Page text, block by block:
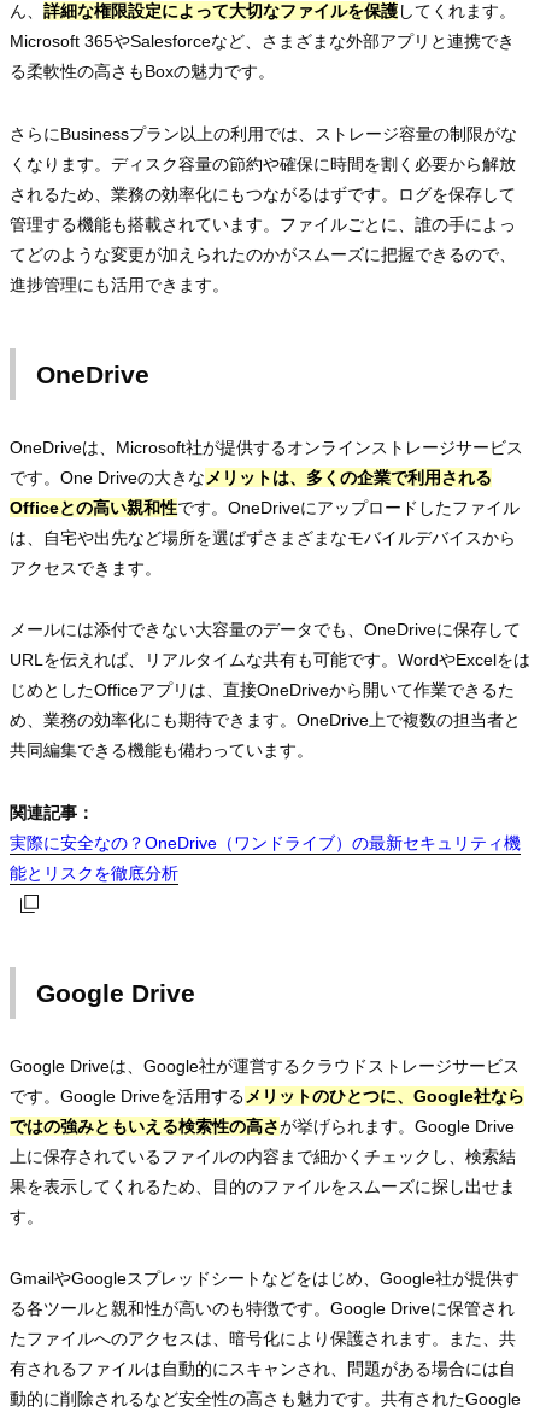
ん、 詳細な権限設定によって大切なファイルを保護してくれます。
Microsoft 365やSalesforceなど、さまざまな外部アプリと連携でき
る柔軟性の高さもBoxの魅力です。
さらにBusinessプラン以上の利用では、ストレージ容量の制限がな
くなります。ディスク容量の節約や確保に時間を割く必要から解放
されるため、業務の効率化にもつながるはずです。ログを保存して
管理する機能も搭載されています。ファイルごとに、誰の手によっ
てどのような変更が加えられたのかがスムーズに把握できるので、
進捗管理にも活用できます。
OneDrive
OneDriveは、Microsoft社が提供するオンラインストレージサービス
です。One Driveの大きな メリットは、多くの企業で利用される
Officeとの高い親和性です。OneDriveにアップロードしたファイル
は、自宅や出先など場所を選ばずさまざまなモバイルデバイスから
アクセスできます。
メールには添付できない大容量のデータでも、OneDriveに保存して
URLを伝えれば、リアルタイムな共有も可能です。WordやExcelをは
じめとしたOfficeアプリは、直接OneDriveから開いて作業できるた
め、業務の効率化にも期待できます。OneDrive上で複数の担当者と
共同編集できる機能も備わっています。
関連記事：
実際に安全なの？OneDrive（ワンドライブ）の最新セキュリティ機
能とリスクを徹底分析
実際に安全なの？OneDrive（ワンドライブ）の最新セキュリティ機
能とリスクを徹底分析
実際に安全なの？OneDrive（ワンドライブ）の最新セキュリティ機
能とリスクを徹底分析
Google Drive
Google Driveは、Google社が運営するクラウドストレージサービス
です。Google Driveを活用する メリットのひとつに、Google社なら
ではの強みともいえる検索性の高さが挙げられます。Google Drive
上に保存されているファイルの内容まで細かくチェックし、検索結
果を表示してくれるため、目的のファイルをスムーズに探し出せま
す。
GmailやGoogleスプレッドシートなどをはじめ、Google社が提供す
る各ツールと親和性が高いのも特徴です。Google Driveに保管され
たファイルへのアクセスは、暗号化により保護されます。また、共
有されるファイルは自動的にスキャンされ、問題がある場合には自
動的に削除されるなど安全性の高さも魅力です。共有されたGoogle